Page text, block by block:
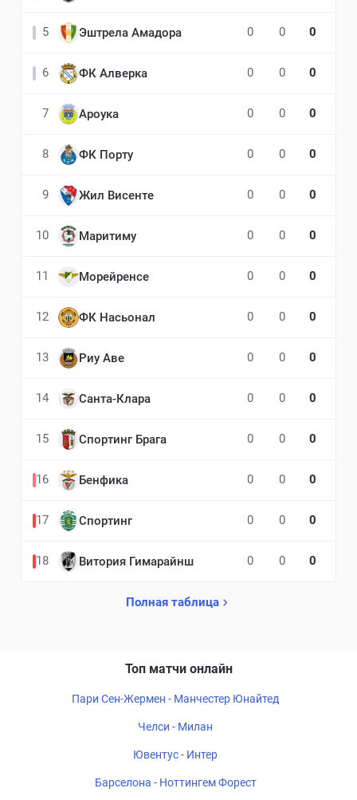
5 Эштрела Амадора 0 0 0
6 ФК Алверка 0 0 0
7 Ароука 0 0 0
8 ФК Порту 0 0 0
9 Жил Висенте 0 0 0
10 Маритиму 0 0 0
11 Морейренсе 0 0 0
12 ФК Насьонал 0 0 0
13 Риу Аве 0 0 0
14 Санта-Клара 0 0 0
15 Спортинг Брага 0 0 0
16 Бенфика 0 0 0
17 Спортинг 0 0 0
18 Витория Гимарайнш 0 0 0
Полная таблица
Топ матчи онлайн
Пари Сен-Жермен - Манчестер Юнайтед
Челси - Милан
Ювентус - Интер
Барселона - Ноттингем Форест